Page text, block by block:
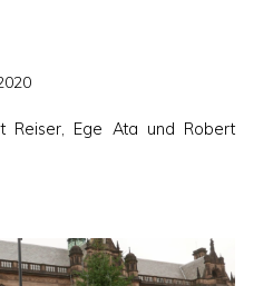
Reiser, Ege Ata und Robert